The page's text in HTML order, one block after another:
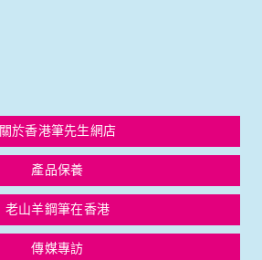
關於香港筆先生網店
產品保養
老山羊鋼筆在香港
傳媒專訪